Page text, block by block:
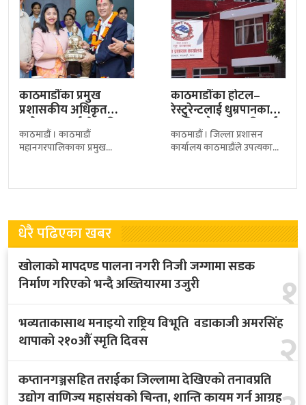
काठमाडौंका प्रमुख
प्रशासकीय अधिकृत
सरोज गुरागाईं सेवा निवृत्त,
महानगरद्वारा
सम्मानसहित…
काठमाडौं । काठमाडौं
महानगरपालिकाका प्रमुख
अवकाशमा गएका छन्। उमेर
काठमाडौंका होटल–
रेस्टुरेन्टलाई धुम्रपानका
लागि छुट्टै स्थान अनिवार्य
बनाउन प्रशासनको
निर्देशन
काठमाडौं । जिल्ला प्रशासन
कार्यालय काठमाडौंले उपत्यकाभित्र
कडाइका साथ पालना गर्न निर्देशन
धेरै पढिएका खबर
१
खोलाको मापदण्ड पालना नगरी निजी जग्गामा सडक
निर्माण गरिएको भन्दै अख्तियारमा उजुरी
२
भव्यताकासाथ मनाइयो राष्ट्रिय विभूति वडाकाजी अमरसिंह
थापाको २१०औँ स्मृति दिवस
कप्तानगञ्जसहित तराईका जिल्लामा देखिएको तनावप्रति
उद्योग वाणिज्य महासंघको चिन्ता, शान्ति कायम गर्न आग्रह